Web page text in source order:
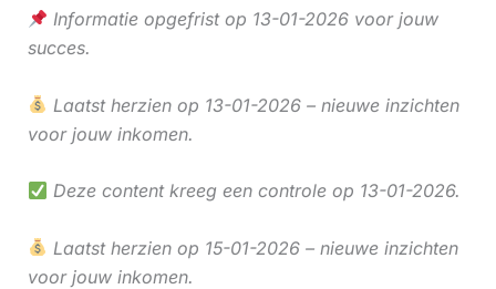
Informatie opgefrist op 13-01-2026 voor jouw
succes.
Laatst herzien op 13-01-2026 – nieuwe inzichten
voor jouw inkomen.
Deze content kreeg een controle op 13-01-2026.
Laatst herzien op 15-01-2026 – nieuwe inzichten
voor jouw inkomen.